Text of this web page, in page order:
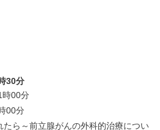
30分
時00分
00分
ら～前立腺がんの外科的治療につい